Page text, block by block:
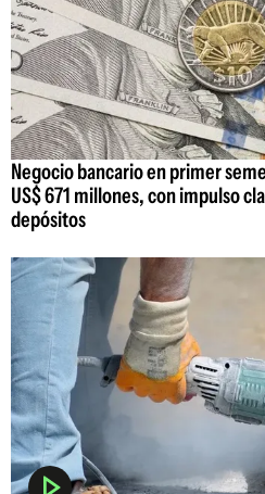
Negocio bancario en primer
US$ 671 millones, con impulso
depósitos